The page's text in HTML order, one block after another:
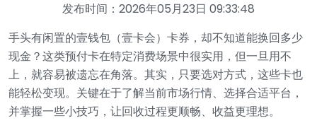
发布时间：2026年05月23日 09:33:48
手头有闲置的壹钱包（壹卡会）卡券，却不知道能换回多少
现金？这类预付卡在特定消费场景中很实用，但一旦用不
上，就容易被遗忘在角落。其实，只要选对方式，这些卡也
能轻松变现。关键在于了解当前市场行情、选择合适平台，
并掌握一些小技巧，让回收过程更顺畅、收益更理想。